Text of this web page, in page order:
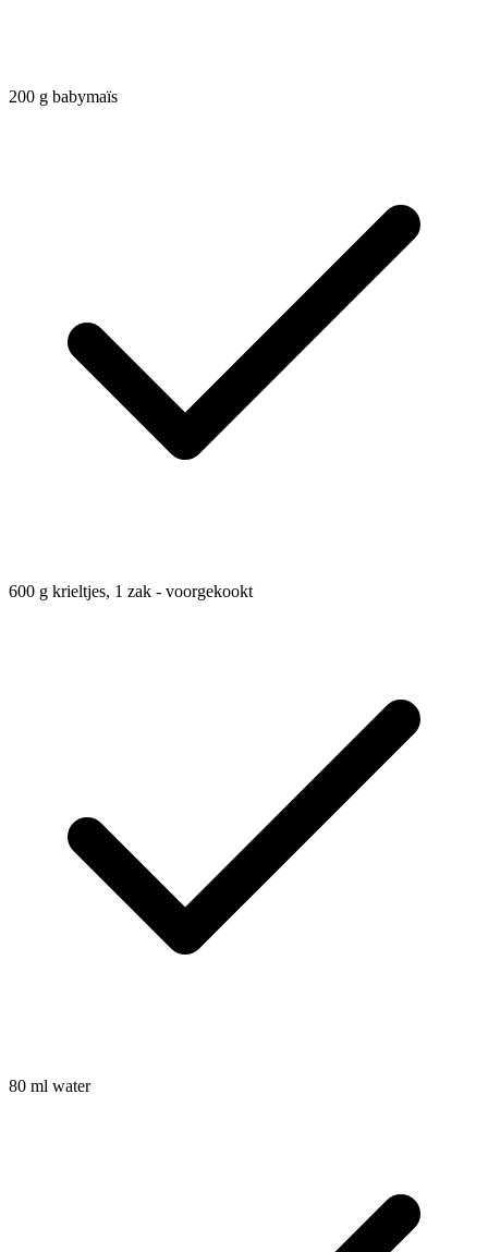
200 g babymaïs
600 g krieltjes, 1 zak - voorgekookt
80 ml water